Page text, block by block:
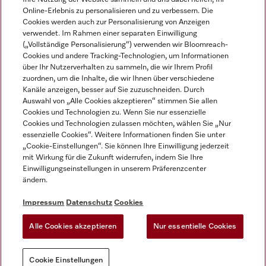
Impressum
AGB
Datenschutz
Nutzungsbedigungen
EU-Gesetzen über digitale Dienste
Miele auf Instagram
Miele auf Facebook
Miele auf Youtube
Online-Erlebnis zu personalisieren und zu verbessern. Die
Cookies werden auch zur Personalisierung von Anzeigen
verwendet. Im Rahmen einer separaten Einwilligung
(„Vollständige Personalisierung“) verwenden wir Bloomreach-
Cookies und andere Tracking-Technologien, um Informationen
über Ihr Nutzerverhalten zu sammeln, die wir Ihrem Profil
zuordnen, um die Inhalte, die wir Ihnen über verschiedene
Kanäle anzeigen, besser auf Sie zuzuschneiden. Durch
Auswahl von „Alle Cookies akzeptieren“ stimmen Sie allen
Cookies und Technologien zu. Wenn Sie nur essenzielle
Cookies und Technologien zulassen möchten, wählen Sie „Nur
essenzielle Cookies“. Weitere Informationen finden Sie unter
„Cookie-Einstellungen“. Sie können Ihre Einwilligung jederzeit
mit Wirkung für die Zukunft widerrufen, indem Sie Ihre
Einwilligungseinstellungen in unserem Präferenzcenter
ändern.
Impressum Datenschutz Cookies
Alle Cookies akzeptieren Nur essentielle Cookies
Cookie Einstellungen